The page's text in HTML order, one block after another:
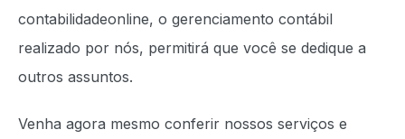
contabilidadeonline, o gerenciamento contábil
realizado por nós, permitirá que você se dedique a
outros assuntos.
Venha agora mesmo conferir nossos serviços e